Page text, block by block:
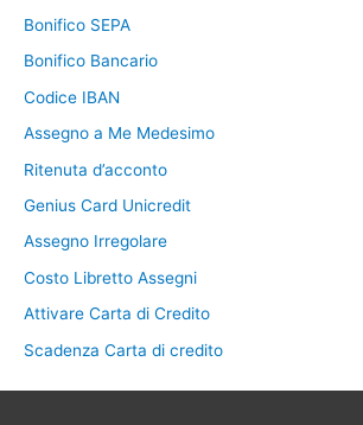
Bonifico SEPA
Bonifico Bancario
Codice IBAN
Assegno a Me Medesimo
Ritenuta d’acconto
Genius Card Unicredit
Assegno Irregolare
Costo Libretto Assegni
Attivare Carta di Credito
Scadenza Carta di credito